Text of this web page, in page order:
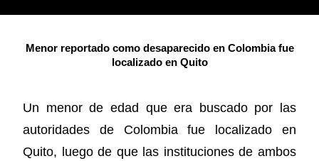
Menor reportado como desaparecido en Colombia fue
localizado en Quito
Un menor de edad que era buscado por las
autoridades de Colombia fue localizado en
Quito, luego de que las instituciones de ambos